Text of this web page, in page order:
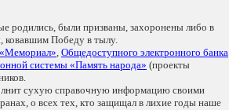
родились, были призваны, захоронены либо в
ковавшим Победу в тылу.
, Общедоступного электронного банка
системы «Память народа» (проекты
сухую справочную информацию своими
о всех тех, кто защищал в лихие годы наше